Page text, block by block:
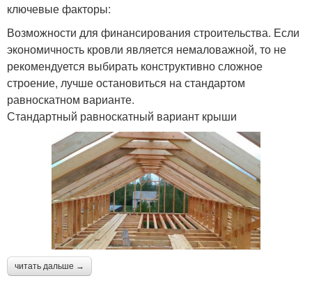
ключевые факторы:
Возможности для финансирования строительства. Если
экономичность кровли является немаловажной, то не
рекомендуется выбирать конструктивно сложное
строение, лучше остановиться на стандартом
равноскатном варианте.
Стандартный равноскатный вариант крыши
читать дальше →